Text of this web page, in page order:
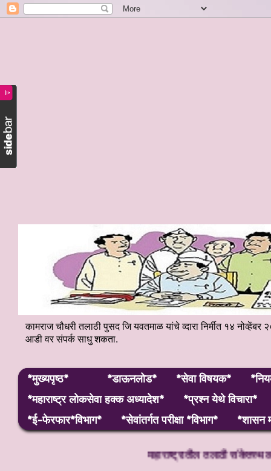
कामराज चौधरी तलाठी पुसद जि यवतमाळ यांचे व्दारा निर्मीत १४
आडी वर संपर्क साधु शकता.
*मुख्यपृष्ठ* *डाऊनलोड* *सेवा विषयक*
*महाराष्ट्र लाेकसेवा हक्क अध्यादेश*
*प्रश्न येथे विचारा*
*ई-फेरफार*विभाग*
*सेवांतर्गत परीक्षा *विभाग* *शासन
महाराष्ट्रातील तलाठी संकेतस्थळावर